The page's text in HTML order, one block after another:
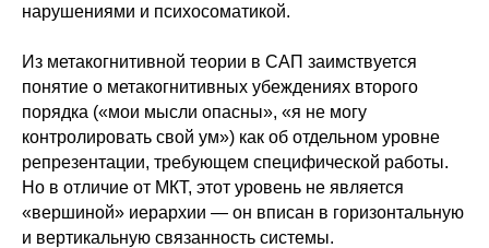
нарушениями и психосоматикой.
Из метакогнитивной теории в CAП заимствуется
понятие о метакогнитивных убеждениях второго
порядка («мои мысли опасны», «я не могу
контролировать свой ум») как об отдельном уровне
репрезентации, требующем специфической работы.
Но в отличие от МКТ, этот уровень не является
«вершиной» иерархии — он вписан в горизонтальную
и вертикальную связанность системы.